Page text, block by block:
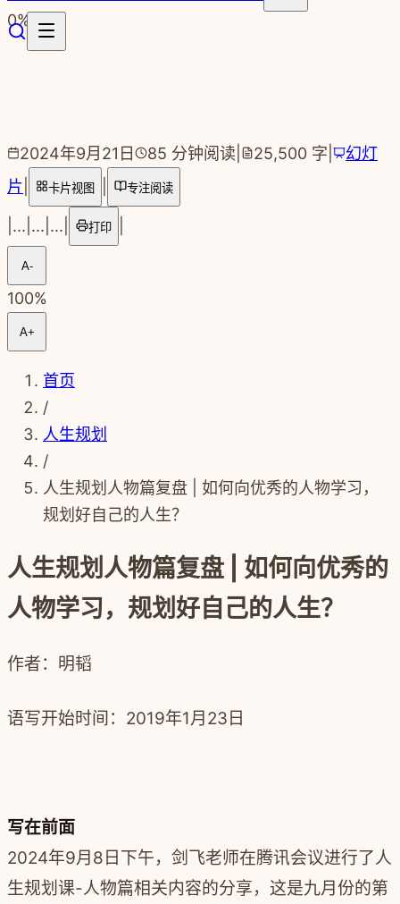
跳转到主要内容
0%
2024年9月21日 85 分钟阅读 25,500 字
幻灯
片
卡片视图 专注阅读
... ... ... 打印
A-
100%
A+
首页
/
人生规划
/
人生规划人物篇复盘 | 如何向优秀的人物学习，
规划好自己的人生？
人生规划人物篇复盘 | 如何向优秀的
人物学习，规划好自己的人生？
作者：明韬
语写开始时间： 2019年1月23日
写在前面
2024年9月8日下午，剑飞老师在腾讯会议进行了人
生规划课-人物篇相关内容的分享，这是九月份的第